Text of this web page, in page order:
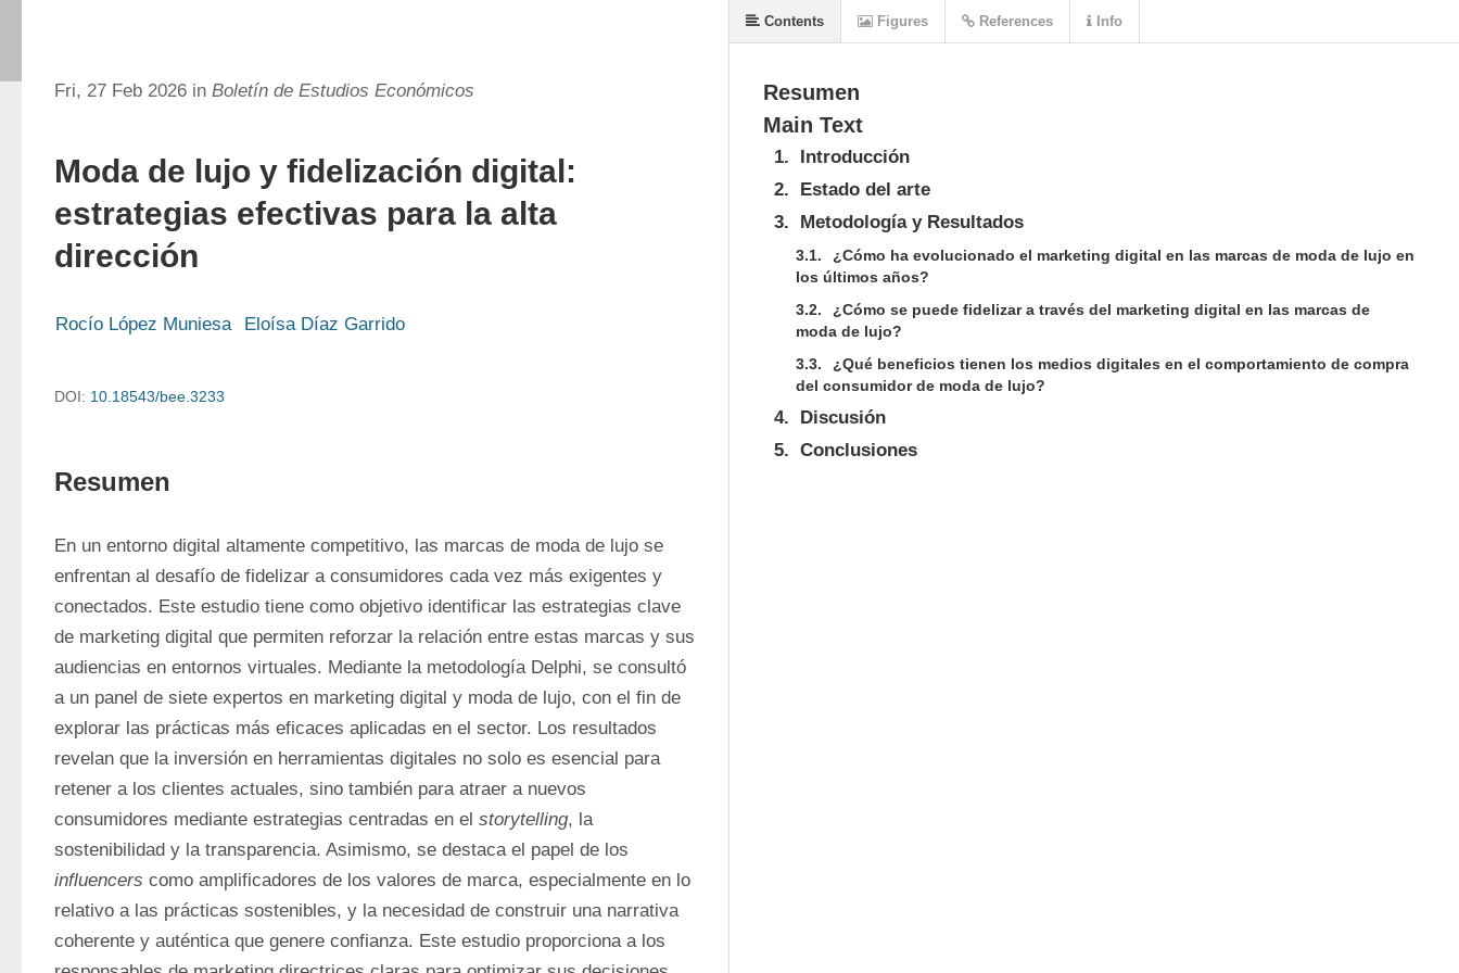
Fri, 27 Feb 2026 in Boletín de Estudios Económicos
Moda de lujo y fidelización digital:
estrategias efectivas para la alta
dirección
Rocío López Muniesa Eloísa Díaz Garrido
DOI: 10.18543/bee.3233
Resumen
En un entorno digital altamente competitivo, las marcas de moda de lujo se
enfrentan al desafío de fidelizar a consumidores cada vez más exigentes y
conectados. Este estudio tiene como objetivo identificar las estrategias clave
de marketing digital que permiten reforzar la relación entre estas marcas y sus
audiencias en entornos virtuales. Mediante la metodología Delphi, se consultó
a un panel de siete expertos en marketing digital y moda de lujo, con el fin de
explorar las prácticas más eficaces aplicadas en el sector. Los resultados
revelan que la inversión en herramientas digitales no solo es esencial para
retener a los clientes actuales, sino también para atraer a nuevos
consumidores mediante estrategias centradas en el storytelling, la
influencers como amplificadores de los valores de marca, especialmente en lo
relativo a las prácticas sostenibles, y la necesidad de construir una narrativa
coherente y auténtica que genere confianza. Este estudio proporciona a los
Resumen
Main Text
1.
Introducción
2.
Estado del arte
3.
Metodología y Resultados
3.1.
¿Cómo ha evolucionado el marketing digital en las marcas de moda de lujo en
los últimos años?
3.2.
¿Cómo se puede fidelizar a través del marketing digital en las marcas de
moda de lujo?
3.3.
¿Qué beneficios tienen los medios digitales en el comportamiento de compra
del consumidor de moda de lujo?
4.
Discusión
5. Conclusiones
Contents Figures References Info